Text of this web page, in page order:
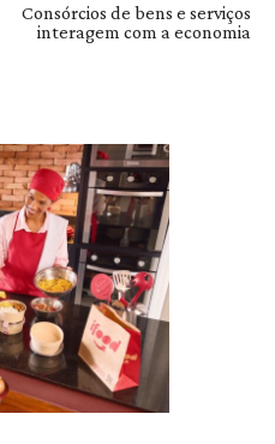
Consórcios de bens e serviços
interagem com a economia